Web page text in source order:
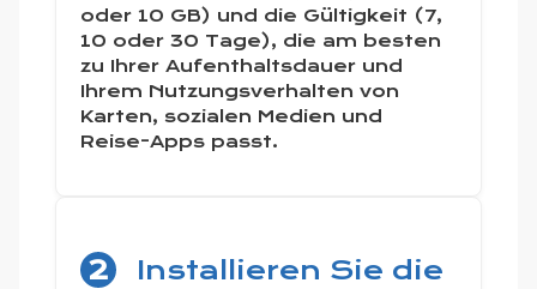
oder 10 GB) und die Gültigkeit (7,
10 oder 30 Tage), die am besten
zu Ihrer Aufenthaltsdauer und
Ihrem Nutzungsverhalten von
Karten, sozialen Medien und
Reise-Apps passt.
2
Installieren Sie die